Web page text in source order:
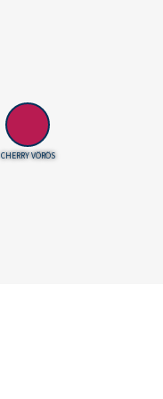
CHERRY VÖRÖS